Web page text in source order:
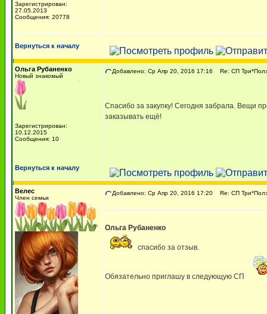
Зарегистрирован:
27.05.2013
Сообщения: 20778
Вернуться к началу
Ольга Рубаненко
Новый знакомый
Зарегистрирован:
10.12.2015
Сообщения: 10
Добавлено: Ср Апр 20, 2016 17:16 Re: СП
Спасибо за закупку! Сегодня забрала. Вещи
заказывать ещё!
Вернуться к началу
Велес
Член семьи
Добавлено: Ср Апр 20, 2016 17:20 Re: СП
Ольга Рубаненко
спасибо за отзыв.
Обязательно приглашу в следующую СП